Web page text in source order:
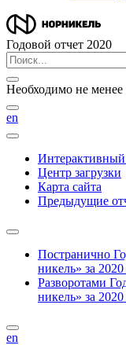
Годовой отчет 2020
Необходимо не менее
en
Интерактивный
Центр загрузки
Карта сайта
Предыдущие
Постранично
никель» за 2020
Разворотами
никель» за 2020
en